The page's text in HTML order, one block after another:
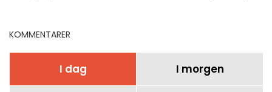
KOMMENTARER
I dag I morgen